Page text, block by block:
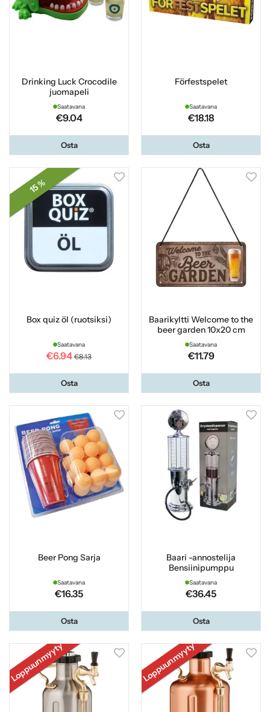
Drinking Luck Crocodile
juomapeli
Saatavana
€9.04
Osta
Förfestspelet
Saatavana
€18.18
Osta
15 %
Box quiz öl (ruotsiksi)
Saatavana
€6.94 €8.13
Osta
Baarikyltti Welcome to the
beer garden 10x20 cm
Saatavana
€11.79
Osta
Beer Pong Sarja
Saatavana
€16.35
Osta
Baari -annostelija
Bensiinipumppu
Saatavana
€36.45
Osta
Loppuunmyyty Loppuunmyyty